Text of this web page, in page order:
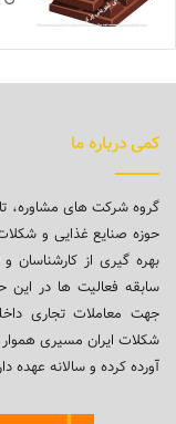
کمی درباره ما
حوزه صنایع غذایی و
بهره گیری از
سابقه فعالیت ها در
جهت معاملات تجاری
شکلات ایران مسیری هموار
آورده کرده و سالانه عهده